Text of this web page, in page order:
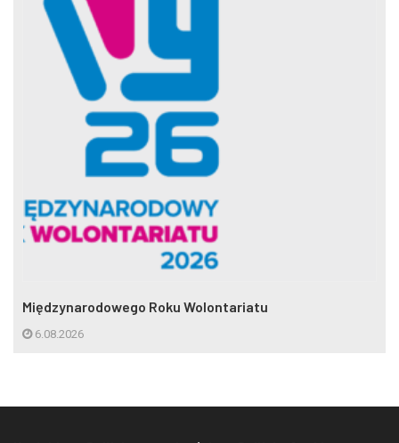
Międzynarodowego Roku Wolontariatu
6.08.2026